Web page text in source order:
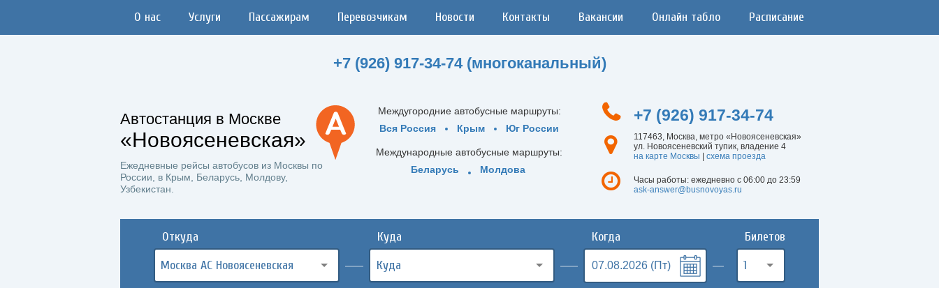
О нас Услуги Пассажирам Перевозчикам Новости Контакты Вакансии Онлайн табло Расписание
+7 (926) 917-34-74 (многоканальный)
Автостанция в Москве
«Новоясеневская»
Ежедневные рейсы автобусов из Москвы по
России, в Крым, Беларусь, Молдову,
Узбекистан.
Междугородние автобусные маршруты:
Вся Россия
Крым Юг России
Международные автобусные маршруты:
Беларусь
Молдова
+7 (926) 917-34-74
117463, Москва, метро «Новоясеневская»
ул. Новоясеневский тупик, владение 4
на карте Москвы
схема проезда
Часы работы: ежедневно с 06:00 до 23:59
ask-answer@busnovoyas.ru
Откуда
Москва АС Новоясеневская
Куда Когда
Билетов
1